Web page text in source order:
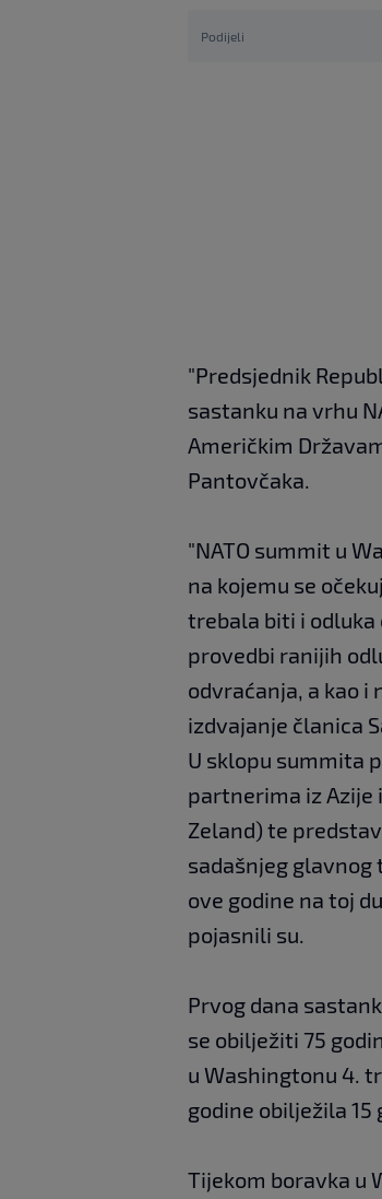
Podijeli
"Predsjednik
sastanku na vrhu
Američkim
Pantovčaka.
"NATO summit u
na kojemu se
trebala biti i odluka
provedbi ranijih
odvraćanja, a kao i
izdvajanje članica
U sklopu summita
partnerima iz Azije
Zeland) te
sadašnjeg glavnog
ove godine na toj
pojasnili su.
Prvog dana
se obilježiti 75
u Washingtonu 4.
godine obilježila
Tijekom boravka u